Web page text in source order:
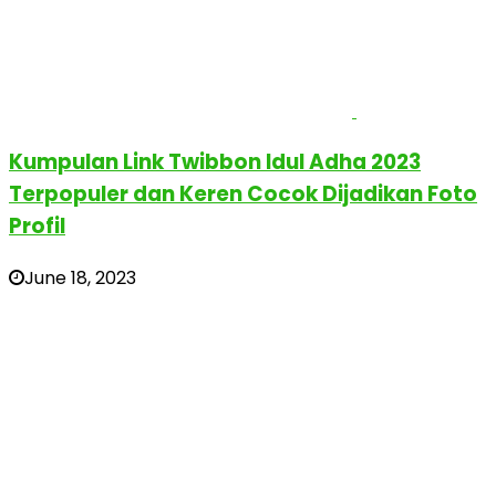
Kumpulan Link Twibbon Idul Adha 2023
Terpopuler dan Keren Cocok Dijadikan Foto
Profil
June 18, 2023